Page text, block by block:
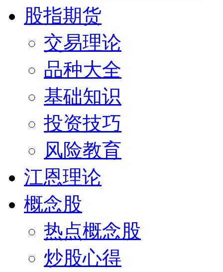
股指期货
交易理论
品种大全
基础知识
投资技巧
风险教育
江恩理论
概念股
热点概念股
炒股心得